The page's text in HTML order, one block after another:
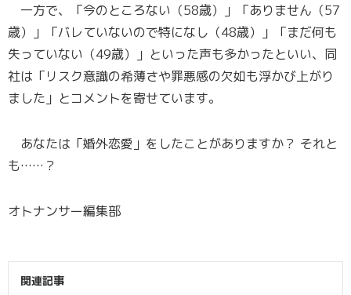
一方で、「今のところない（58歳）」「ありません（57
歳）」「バレていないので特になし（48歳）」「まだ何も
失っていない（49歳）」といった声も多かったといい、同
社は「リスク意識の希薄さや罪悪感の欠如も浮かび上がり
ました」とコメントを寄せています。
あなたは「婚外恋愛」をしたことがありますか？ それと
も……？
オトナンサー編集部
関連記事